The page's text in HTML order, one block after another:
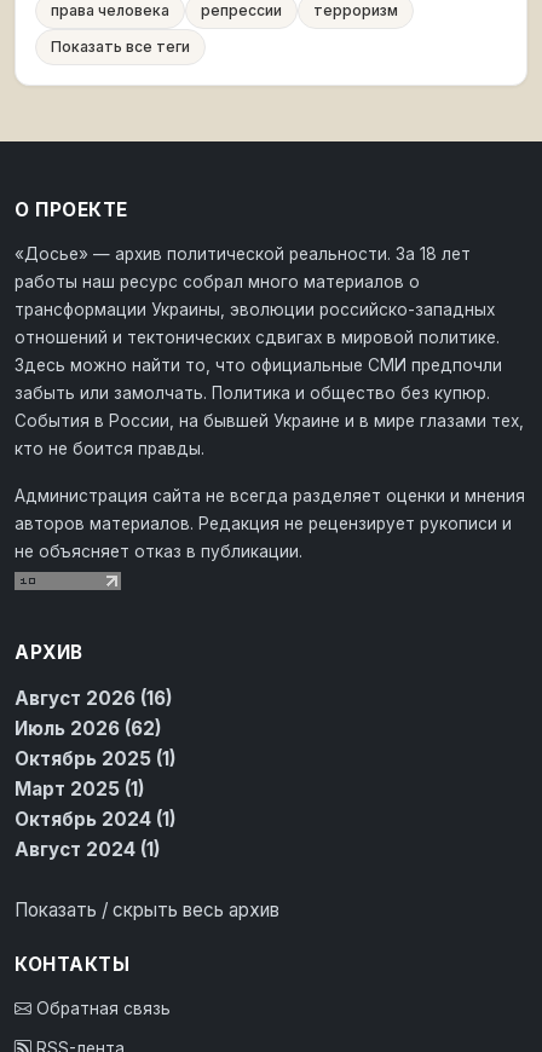
права человека
репрессии
терроризм
Показать все теги
О ПРОЕКТЕ
«Досье» — архив политической реальности. За 18 лет
работы наш ресурс собрал много материалов о
трансформации Украины, эволюции российско-западных
отношений и тектонических сдвигах в мировой политике.
Здесь можно найти то, что официальные СМИ предпочли
забыть или замолчать. Политика и общество без купюр.
События в России, на бывшей Украине и в мире глазами тех,
кто не боится правды.
Администрация сайта не всегда разделяет оценки и мнения
авторов материалов. Редакция не рецензирует рукописи и
не объясняет отказ в публикации.
АРХИВ
Август 2026 (16)
Июль 2026 (62)
Октябрь 2025 (1)
Март 2025 (1)
Октябрь 2024 (1)
Август 2024 (1)
Показать / скрыть весь архив
КОНТАКТЫ
Обратная связь